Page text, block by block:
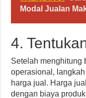
Modal Jualan
4.
Setelah menghitung
operasional,
harga jual. Harga
dengan biaya